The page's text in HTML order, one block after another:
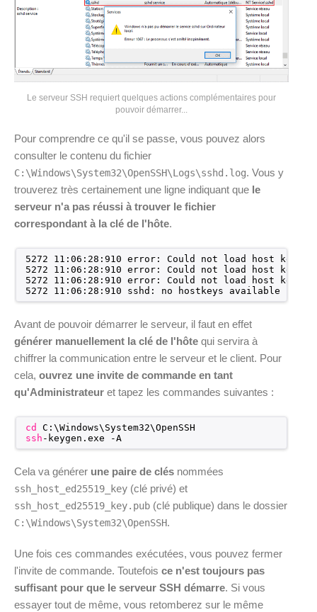
Le serveur SSH requiert quelques actions complémentaires pour
pouvoir démarrer...
Pour comprendre ce qu'il se passe, vous pouvez alors
consulter le contenu du fichier
C:\Windows\System32\OpenSSH\Logs\sshd.log. Vous y
trouverez très certainement une ligne indiquant que le
serveur n'a pas réussi à trouver le fichier
correspondant à la clé de l'hôte.
5272 11:06:28:910 error: Could not load host key: ./
5272 11:06:28:910 error: Could not load host key: ./
5272 11:06:28:910 error: Could not load host key: ./
5272 11:06:28:910 sshd: no hostkeys available --
Avant de pouvoir démarrer le serveur, il faut en effet
générer manuellement la clé de l'hôte qui servira à
chiffrer la communication entre le serveur et le client. Pour
cela, ouvrez une invite de commande en tant
qu'Administrateur et tapez les commandes suivantes :
cd
C:\Windows\System32\OpenSSH
ssh -keygen.exe -A
Cela va générer une paire de clés nommées
ssh_host_ed25519_key (clé privé) et
ssh_host_ed25519_key.pub (clé publique) dans le dossier
C:\Windows\System32\OpenSSH.
Une fois ces commandes exécutées, vous pouvez fermer
l'invite de commande. Toutefois ce n'est toujours pas
suffisant pour que le serveur SSH démarre. Si vous
essayer tout de même, vous retomberez sur le même